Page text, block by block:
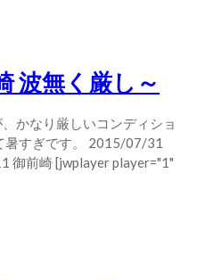
波無く厳し～
かなり厳しいコンディショ
暑すぎです。 2015/07/31
御前崎 [jwplayer player="1"